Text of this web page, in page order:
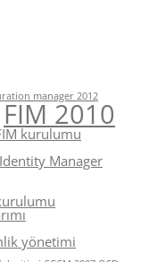
manager 2012
FIM 2010
kurulumu
Manager
yönetimi